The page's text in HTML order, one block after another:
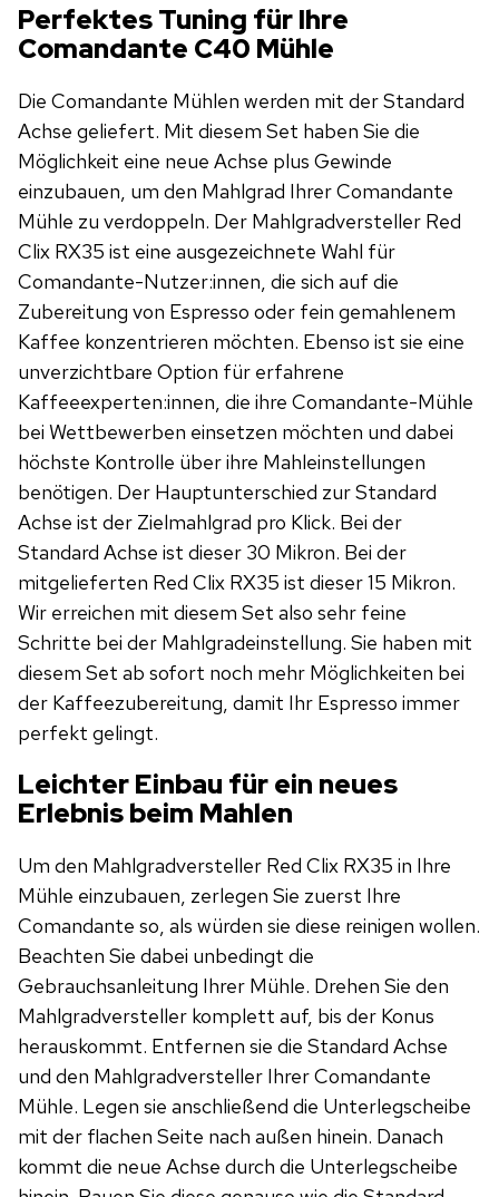
Perfektes Tuning für Ihre
Comandante C40 Mühle
Die Comandante Mühlen werden mit der Standard
Achse geliefert. Mit diesem Set haben Sie die
Möglichkeit eine neue Achse plus Gewinde
einzubauen, um den Mahlgrad Ihrer Comandante
Mühle zu verdoppeln. Der Mahlgradversteller Red
Clix RX35 ist eine ausgezeichnete Wahl für
Comandante-Nutzer:innen, die sich auf die
Zubereitung von Espresso oder fein gemahlenem
Kaffee konzentrieren möchten. Ebenso ist sie eine
unverzichtbare Option für erfahrene
Kaffeeexperten:innen, die ihre Comandante-Mühle
bei Wettbewerben einsetzen möchten und dabei
höchste Kontrolle über ihre Mahleinstellungen
benötigen. Der Hauptunterschied zur Standard
Achse ist der Zielmahlgrad pro Klick. Bei der
Standard Achse ist dieser 30 Mikron. Bei der
mitgelieferten Red Clix RX35 ist dieser 15 Mikron.
Wir erreichen mit diesem Set also sehr feine
Schritte bei der Mahlgradeinstellung. Sie haben mit
diesem Set ab sofort noch mehr Möglichkeiten bei
der Kaffeezubereitung, damit Ihr Espresso immer
perfekt gelingt.
Leichter Einbau für ein neues
Erlebnis beim Mahlen
Um den Mahlgradversteller Red Clix RX35 in Ihre
Mühle einzubauen, zerlegen Sie zuerst Ihre
Comandante so, als würden sie diese reinigen wollen.
Beachten Sie dabei unbedingt die
Gebrauchsanleitung Ihrer Mühle. Drehen Sie den
Mahlgradversteller komplett auf, bis der Konus
herauskommt. Entfernen sie die Standard Achse
und den Mahlgradversteller Ihrer Comandante
Mühle. Legen sie anschließend die Unterlegscheibe
mit der flachen Seite nach außen hinein. Danach
kommt die neue Achse durch die Unterlegscheibe